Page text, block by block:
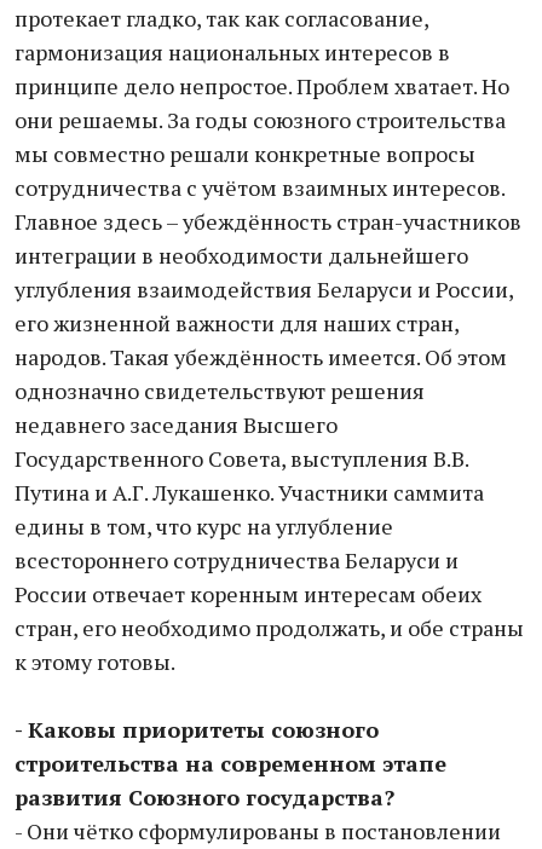
протекает гладко, так как согласование,
гармонизация национальных интересов в
принципе дело непростое. Проблем хватает. Но
они решаемы. За годы союзного строительства
мы совместно решали конкретные вопросы
сотрудничества с учётом взаимных интересов.
Главное здесь – убеждённость стран-участников
интеграции в необходимости дальнейшего
углубления взаимодействия Беларуси и России,
его жизненной важности для наших стран,
народов. Такая убеждённость имеется. Об этом
однозначно свидетельствуют решения
недавнего заседания Высшего
Государственного Совета, выступления В.В.
Путина и А.Г. Лукашенко. Участники саммита
едины в том, что курс на углубление
всестороннего сотрудничества Беларуси и
России отвечает коренным интересам обеих
стран, его необходимо продолжать, и обе страны
к этому готовы.
- Каковы приоритеты союзного
строительства на современном этапе
развития Союзного государства?
- Они чётко сформулированы в постановлении